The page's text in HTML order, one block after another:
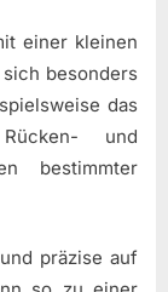
einer kleinen
besonders
das
und
bestimmter
präzise auf